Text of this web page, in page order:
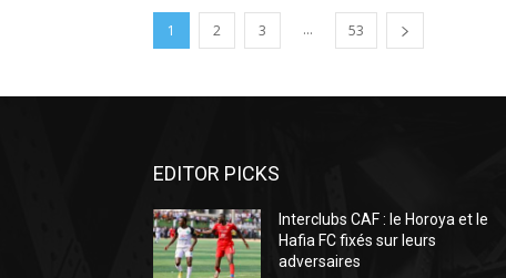
1 2 3 ... 53
EDITOR PICKS
Interclubs CAF : le Horoya et le
Hafia FC fixés sur leurs
adversaires